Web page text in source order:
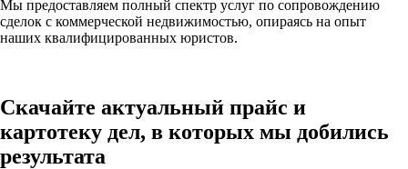
Мы предоставляем полный спектр услуг по сопровождению
сделок с коммерческой недвижимостью, опираясь на опыт
наших квалифицированных юристов.
Скачайте актуальный прайс и
картотеку дел, в которых мы добились
результата